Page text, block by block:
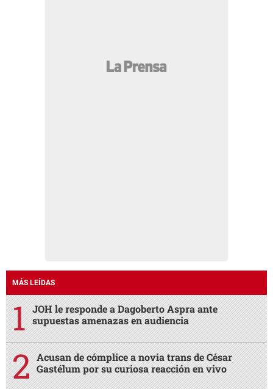
MÁS LEÍDAS
JOH le responde a Dagoberto Aspra ante
supuestas amenazas en audiencia
Acusan de cómplice a novia trans de César
Gastélum por su curiosa reacción en vivo